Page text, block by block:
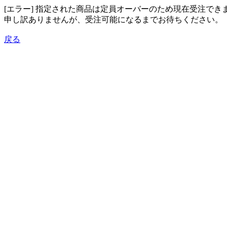
[エラー] 指定された商品は定員オーバーのため現在受注でき
申し訳ありませんが、受注可能になるまでお待ちください。
戻る